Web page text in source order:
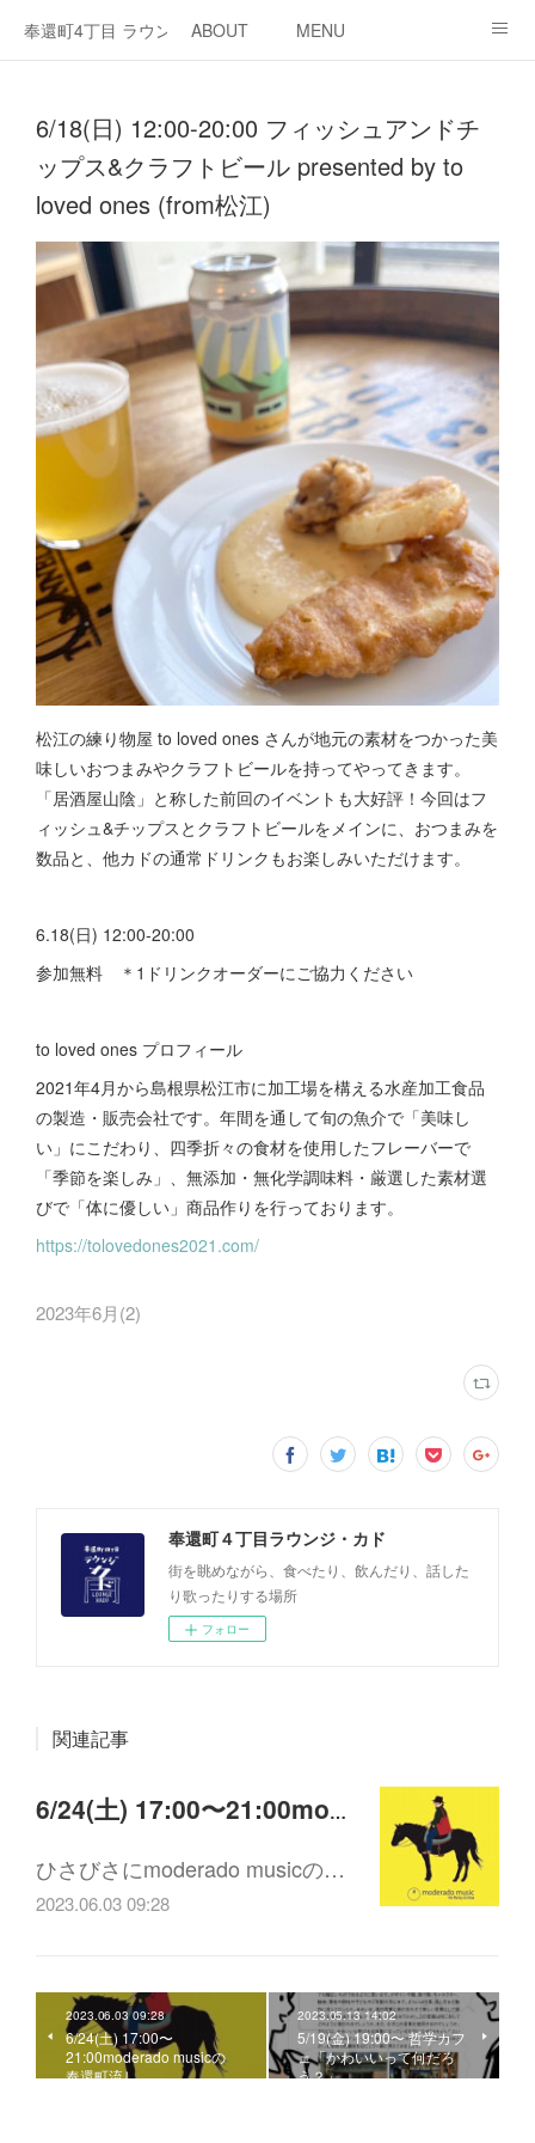
奉還町4丁目 ラウンジ・カド
ABOUT MENU
6/18(日) 12:00-20:00 フィッシュアンドチ
ップス&クラフトビール presented by to
loved ones (from松江)
松江の練り物屋 to loved ones さんが地元の素材をつかった美
味しいおつまみやクラフトビールを持ってやってきます。
「居酒屋山陰」と称した前回のイベントも大好評！今回はフ
ィッシュ&チップスとクラフトビールをメインに、おつまみを
数品と、他カドの通常ドリンクもお楽しみいただけます。
6.18(日) 12:00-20:00
参加無料 ＊1ドリンクオーダーにご協力ください
to loved ones プロフィール
2021年4月から島根県松江市に加工場を構える水産加工食品
の製造・販売会社です。年間を通して旬の魚介で「美味し
い」にこだわり、四季折々の食材を使用したフレーバーで
「季節を楽しみ」、無添加・無化学調味料・厳選した素材選
びで「体に優しい」商品作りを行っております。
https://tolovedones2021.com/
2023年6月(2)
奉還町４丁目ラウンジ・カド
街を眺めながら、食べたり、飲んだり、話した
り歌ったりする場所
フォロー
関連記事
6/24(土) 17:00〜21:00moderado musicの奉還町流し
ひさびさにmoderado musicの…
2023.06.03 09:28
2023.06.03 09:28
6/24(土) 17:00〜
21:00moderado musicの
奉還町流し
2023.05.13 14:02
5/19(金) 19:00〜 哲学カフ
ェ「かわいいって何だろ
う？」